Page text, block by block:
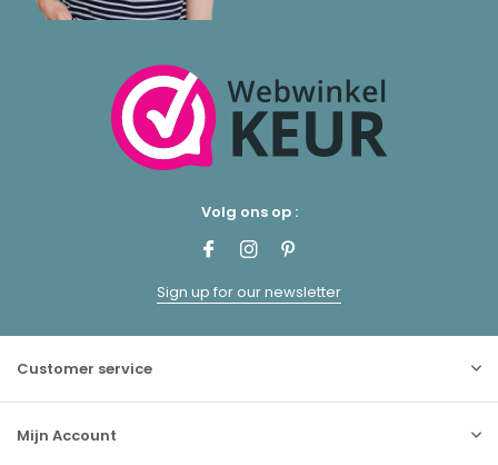
Volg ons op :
Sign up for our newsletter
Customer service
Mijn Account